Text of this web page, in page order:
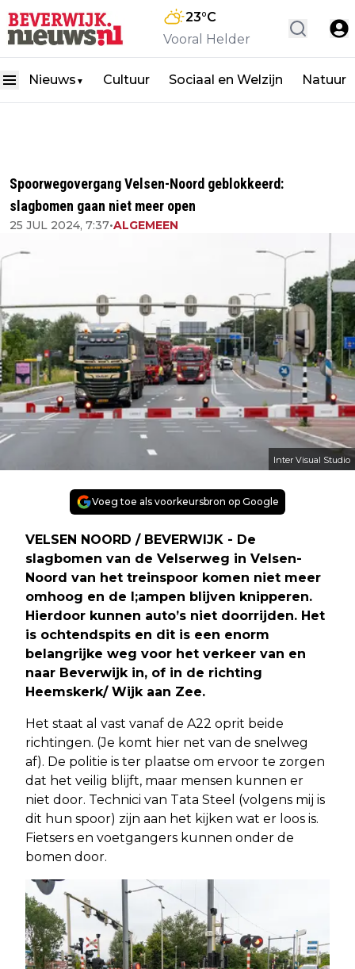
23°C
Vooral Helder
Nieuws ▼ Cultuur Sociaal en Welzijn Natuur
Spoorwegovergang Velsen-Noord geblokkeerd:
slagbomen gaan niet meer open
25 JUL 2024, 7:37•ALGEMEEN
Inter Visual Studio
Voeg toe als voorkeursbron op Google
VELSEN NOORD / BEVERWIJK - De
slagbomen van de Velserweg in Velsen-
Noord van het treinspoor komen niet meer
omhoog en de l;ampen blijven knipperen.
Hierdoor kunnen auto’s niet doorrijden. Het
is ochtendspits en dit is een enorm
belangrijke weg voor het verkeer van en
naar Beverwijk in, of in de richting
Heemskerk/ Wijk aan Zee.
Het staat al vast vanaf de A22 oprit beide
richtingen. (Je komt hier net van de snelweg
af). De politie is ter plaatse om ervoor te zorgen
dat het veilig blijft, maar mensen kunnen er
niet door. Technici van Tata Steel (volgens mij is
dit hun spoor) zijn aan het kijken wat er loos is.
Fietsers en voetgangers kunnen onder de
bomen door.